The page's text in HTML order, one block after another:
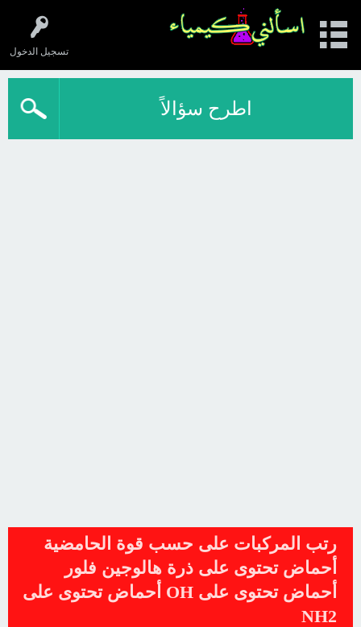
تسجيل الدخول
اطرح سؤالاً
رتب المركبات على حسب قوة الحامضية
أحماض تحتوى على ذرة هالوجين فلور
أحماض تحتوى على OH أحماض تحتوى على
NH2